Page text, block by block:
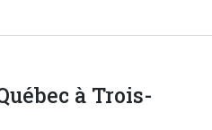
à Trois-